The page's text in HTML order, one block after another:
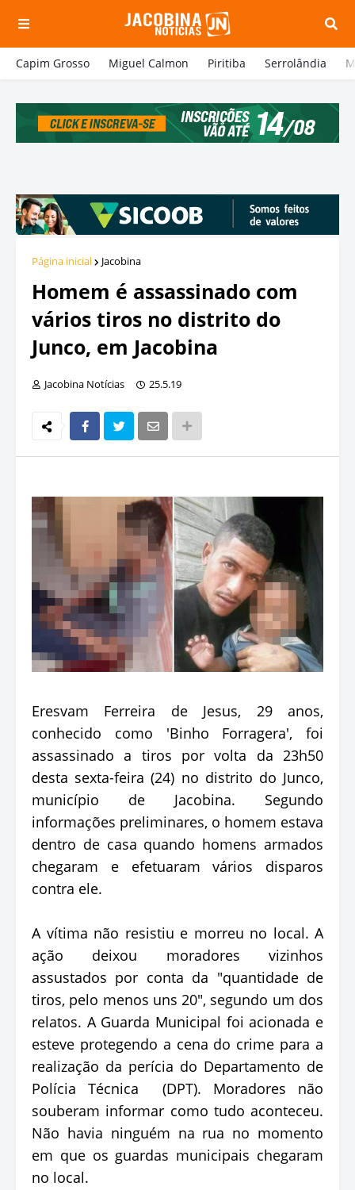
Capim Grosso Miguel Calmon Piritiba Serrolândia
Página inicial Jacobina
Homem é assassinado com
vários tiros no distrito do
Junco, em Jacobina
Jacobina Notícias 25.5.19
Eresvam Ferreira de Jesus, 29 anos,
conhecido como 'Binho Forragera', foi
assassinado a tiros por volta da 23h50
desta sexta-feira (24) no distrito do Junco,
município de Jacobina. Segundo
informações preliminares, o homem estava
dentro de casa quando homens armados
chegaram e efetuaram vários disparos
contra ele.
A vítima não resistiu e morreu no local. A
ação deixou moradores vizinhos
assustados por conta da "quantidade de
tiros, pelo menos uns 20", segundo um dos
relatos. A Guarda Municipal foi acionada e
esteve protegendo a cena do crime para a
realização da perícia do Departamento de
Polícia Técnica (DPT). Moradores não
souberam informar como tudo aconteceu.
Não havia ninguém na rua no momento
em que os guardas municipais chegaram
no local.